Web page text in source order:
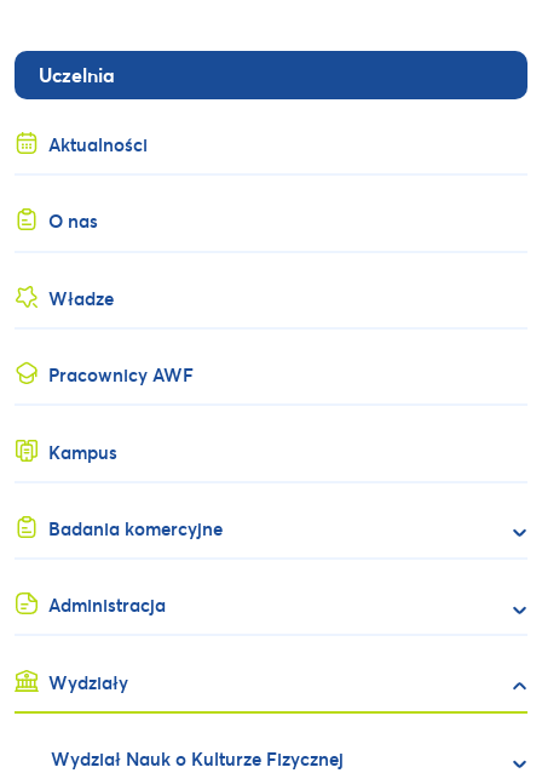
Uczelnia
Aktualności
O nas
Władze
Pracownicy AWF
Kampus
Badania komercyjne
Administracja
Wydziały
Wydział Nauk o Kulturze Fizycznej